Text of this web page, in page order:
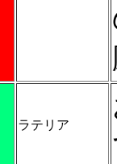
ラテリア